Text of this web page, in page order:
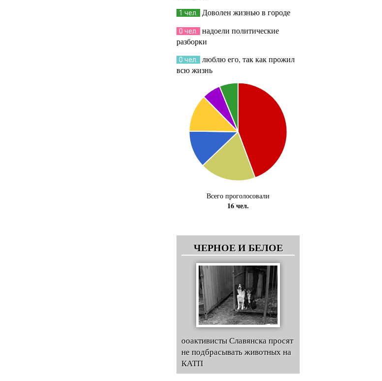
1 чел. Доволен жизнью в городе
0 чел.
надоели политические
разборки
0 чел.
люблю его, так как прожил
всю жизнь
Всего проголосовали
16 чел.
ЧЕРНОЕ И БЕЛОЕ
ооактивисты Славянска просят
не подбрасывать животных на
КАТП